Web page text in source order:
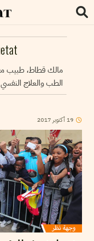
مالك قطاط، طبيب
الطب والعلاج
19 أكتوبر 2017